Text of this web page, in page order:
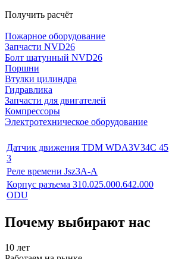
Получить расчёт
Пожарное оборудование
Запчасти NVD26
Болт шатунный NVD26
Поршни
Втулки цилиндра
Гидравлика
Запчасти для двигателей
Компрессоры
Электротехническое оборудование
Датчик движения TDM WDA3V34C 45
3
Реле времени Jsz3A-A
Корпус разъема 310.025.000.642.000
ODU
Почему выбирают нас
10 лет